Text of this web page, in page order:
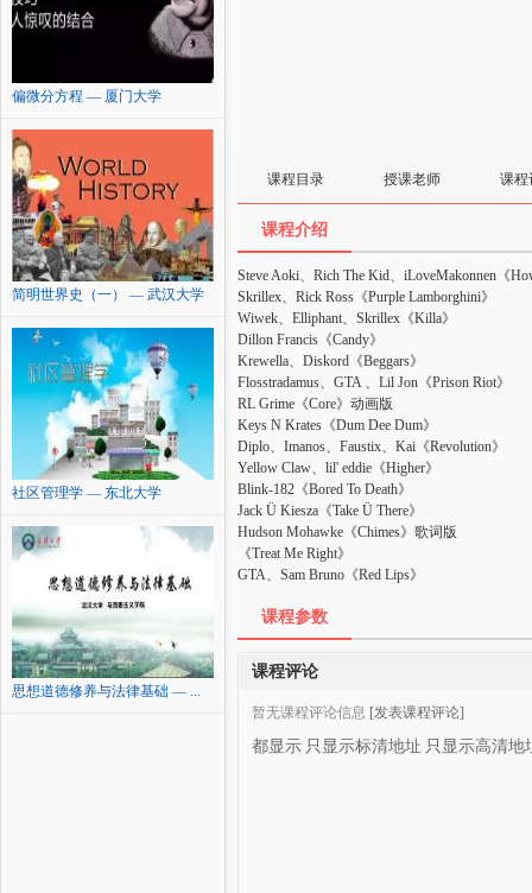
偏微分方程 — 厦门大学
简明世界史（一） — 武汉大学
社区管理学 — 东北大学
思想道德修养与法律基础 — ...
课程目录 授课老师 课程
课程介绍
Steve Aoki、Rich The Kid、iLoveMakonnen《
Skrillex、Rick Ross《Purple Lamborghini》
Wiwek、Elliphant、Skrillex《Killa》
Dillon Francis《Candy》
Krewella、Diskord《Beggars》
Flosstradamus、GTA 、Lil Jon《Prison Riot》
RL Grime《Core》动画版
Keys N Krates《Dum Dee Dum》
Diplo、Imanos、Faustix、Kai《Revolution》
Yellow Claw、lil' eddie《Higher》
Blink-182《Bored To Death》
Jack Ü Kiesza《Take Ü There》
Hudson Mohawke《Chimes》歌词版
《Treat Me Right》
GTA、Sam Bruno《Red Lips》
课程参数
课程评论
暂无课程评论信息 [发表课程评论]
都显示 只显示标清地址 只显示高清地